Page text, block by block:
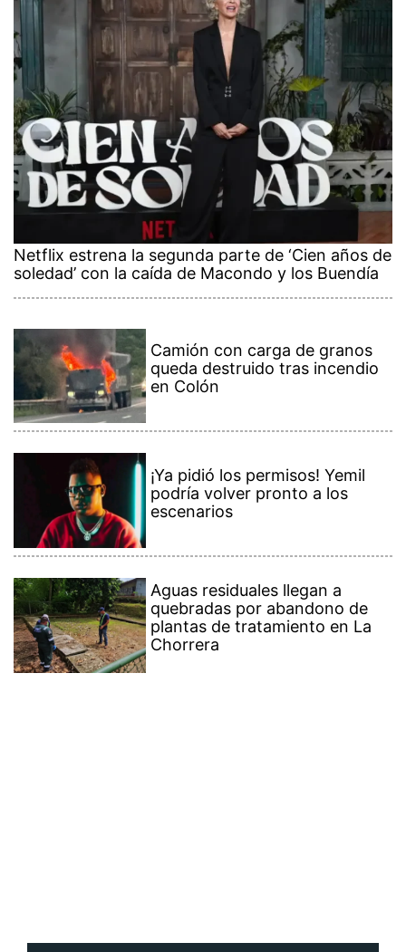
Netflix estrena la segunda parte de ‘Cien años de
soledad’ con la caída de Macondo y los Buendía
Camión con carga de granos
queda destruido tras incendio
en Colón
¡Ya pidió los permisos! Yemil
podría volver pronto a los
escenarios
Aguas residuales llegan a
quebradas por abandono de
plantas de tratamiento en La
Chorrera